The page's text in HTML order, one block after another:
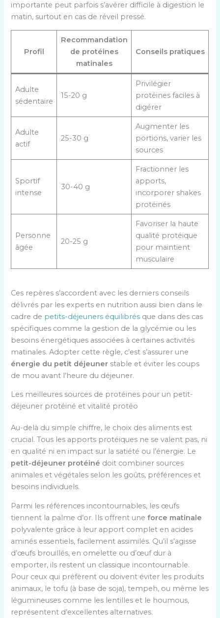
importante peut parfois s’avérer difficile à digestion le
matin, surtout en cas de réveil pressé.
Profil
Recommandation
de protéines
matinales
Conseils pratiques
Adulte
sédentaire
15-20 g
Privilégier
protéines faciles à
digérer
Adulte
actif
25-30 g
Augmenter les
portions, varier les
sources
Sportif
intense
30-40 g
Fractionner les
apports,
incorporer shakes
protéinés
Personne
âgée
20-25 g
Favoriser la haute
qualité protéique
pour maintient
musculaire
Ces repères s’accordent avec les derniers conseils
délivrés par les experts en nutrition aussi bien dans le
cadre de petits-déjeuners équilibrés que dans des cas
spécifiques comme la gestion de la glycémie ou les
besoins énergétiques associées à certaines activités
matinales. Adopter cette règle, c’est s’assurer une
énergie du petit déjeuner stable et éviter les coups
de mou avant l’heure du déjeuner.
Les meilleures sources de protéines pour un petit-
déjeuner protéiné et vitalité protéo
Au-delà du simple chiffre, le choix des aliments est
crucial. Tous les apports protéiques ne se valent pas, ni
en qualité ni en impact sur la satiété ou l’énergie. Le
petit-déjeuner protéiné doit combiner sources
animales et végétales selon les goûts, préférences et
besoins individuels.
Parmi les références incontournables, les œufs
tiennent la palme d’or. Ils offrent uneforce matinale
polyvalente grâce à leur apport complet en acides
aminés essentiels, facilement assimilés. Qu’il s’agisse
d’œufs brouillés, en omelette ou d’œuf dur à
emporter, ils restent un classique incontournable.
Pour ceux qui préfèrent ou doivent éviter les produits
animaux, le tofu (à base de soja), tempeh, ou même les
légumineuses comme les lentilles et le houmous,
représentent d’excellentes alternatives.